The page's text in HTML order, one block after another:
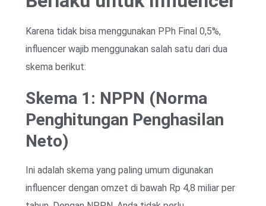
Karena tidak bisa menggunakan PPh Final 0,5%,
influencer wajib menggunakan salah satu dari dua
skema berikut:
Skema 1: NPPN (Norma
Penghitungan Penghasilan
Neto)
Ini adalah skema yang paling umum digunakan
influencer dengan omzet di bawah Rp 4,8 miliar per